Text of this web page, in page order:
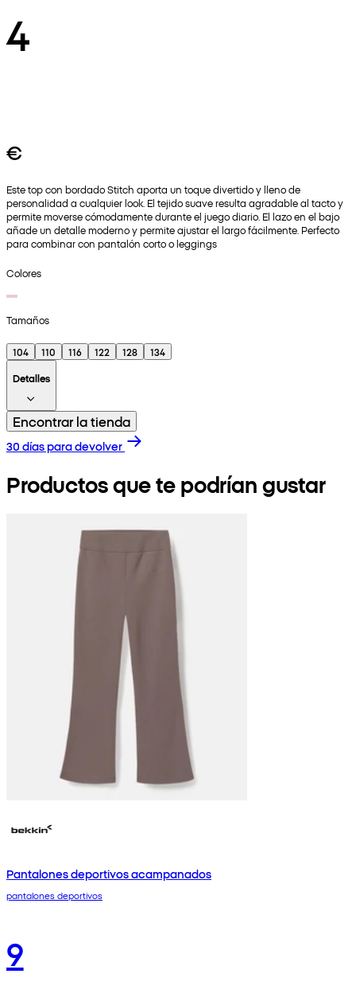
4
€
Este top con bordado Stitch aporta un toque divertido y lleno de
personalidad a cualquier look. El tejido suave resulta agradable al tacto y
permite moverse cómodamente durante el juego diario. El lazo en el bajo
añade un detalle moderno y permite ajustar el largo fácilmente. Perfecto
para combinar con pantalón corto o leggings
Colores
Tamaños
104 110 116 122 128
134
Detalles
Encontrar la tienda
30 días para devolver
Productos que te podrían gustar
Pantalones deportivos acampanados
pantalones deportivos
9